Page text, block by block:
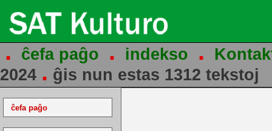
. ĉefa paĝo . indekso .
2024 . ĝis nun estas 1312 tekstoj
ĉefa paĝo